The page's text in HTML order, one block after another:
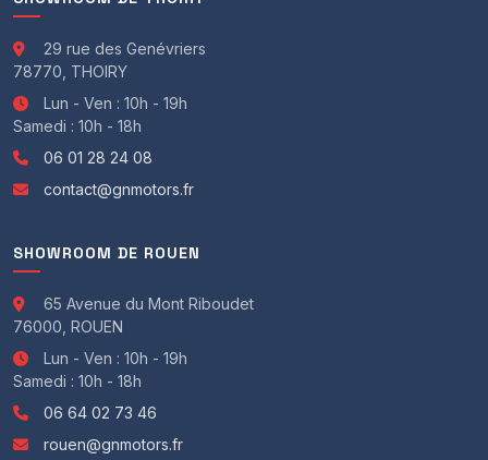
29 rue des Genévriers
78770, THOIRY
Lun - Ven : 10h - 19h
Samedi : 10h - 18h
06 01 28 24 08
contact@gnmotors.fr
SHOWROOM DE ROUEN
65 Avenue du Mont Riboudet
76000, ROUEN
Lun - Ven : 10h - 19h
Samedi : 10h - 18h
06 64 02 73 46
rouen@gnmotors.fr